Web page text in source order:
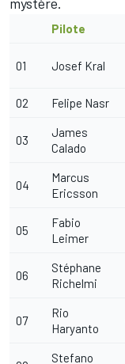
Pilote
01 Josef Kral
02 Felipe Nasr
03
James
Calado
04
Marcus
Ericsson
05
Fabio
Leimer
06
Stéphane
Richelmi
07
Rio
Haryanto
Stefano